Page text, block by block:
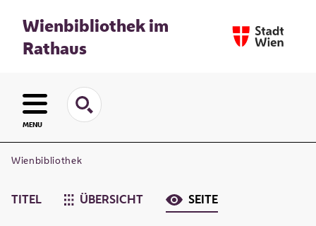
Wienbibliothek im
Rathaus
MENU
Wienbibliothek
TITEL ÜBERSICHT SEITE